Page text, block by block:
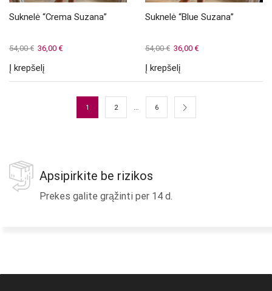
Suknelė “Crema Suzana”
54,00€ Original
was:
54,00 €.
36,00 €Current
36,00 €.
Į krepšelį
Suknelė “Blue Suzana”
54,00€ Original
was:
54,00 €.
36,00 €Current
36,00 €.
Į krepšelį
1 2 … 6
Apsipirkite be rizikos
Prekes galite grąžinti per 14 d.